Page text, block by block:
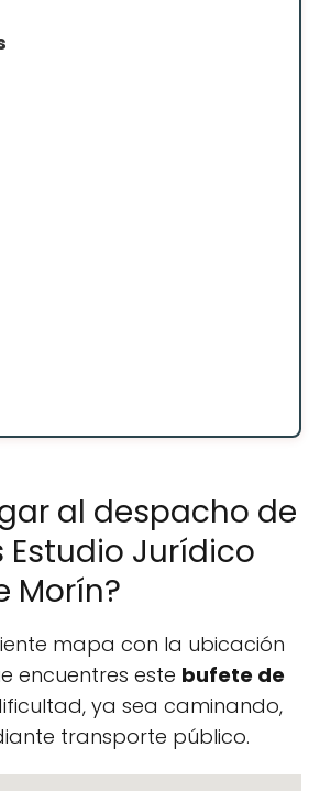
al despacho de
Jurídico
Morín?
mapa con la ubicación
encuentres este bufete de
ya sea caminando,
transporte público.